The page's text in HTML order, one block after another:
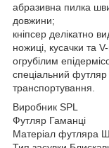
абразивна пилка
довжини;
кніпсер делікатно
ножиці, кусачки та
огрубілим
спеціальний футляр
транспортування.
Виробник SPL
Футляр Гаманці
Матеріал футляра